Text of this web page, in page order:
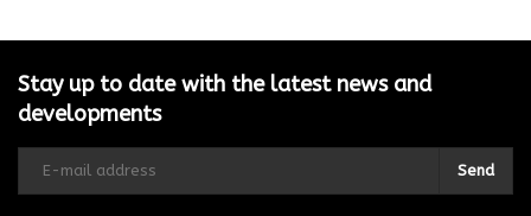
Stay up to date with the latest news and
developments
Send